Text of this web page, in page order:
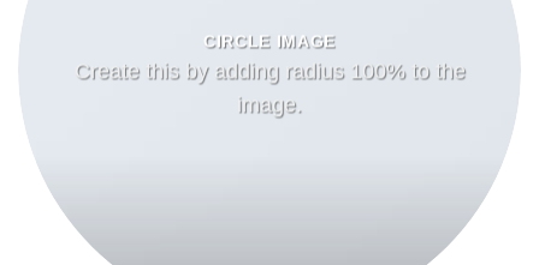
CIRCLE IMAGE
Create this by adding radius 100% to the
image.